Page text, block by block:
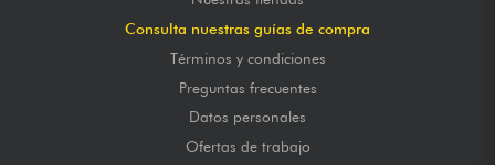
Consulta nuestras guías de compra
Términos y condiciones
Preguntas frecuentes
Datos personales
Ofertas de trabajo